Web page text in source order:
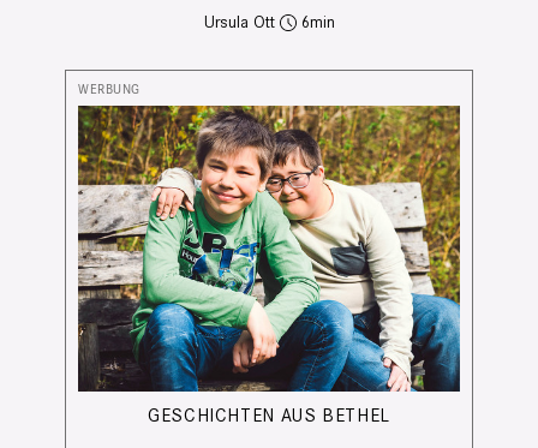
Ursula Ott 6
GESCHICHTEN AUS BETHEL